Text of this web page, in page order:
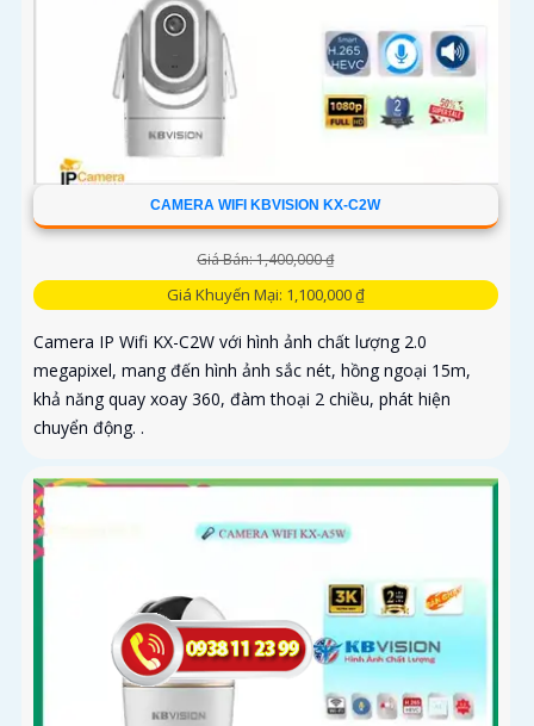
CAMERA WIFI KBVISION KX-C2W
Giá Bán: 1,400,000 ₫
Giá Khuyến Mại: 1,100,000 ₫
Camera IP Wifi KX-C2W với hình ảnh chất lượng 2.0
megapixel, mang đến hình ảnh sắc nét, hồng ngoại 15m,
khả năng quay xoay 360, đàm thoại 2 chiều, phát hiện
chuyển động. .